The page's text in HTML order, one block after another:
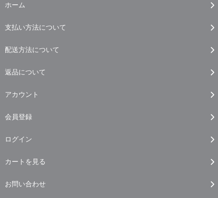
ホーム
支払い方法について
配送方法について
返品について
アカウント
会員登録
ログイン
カートを見る
お問い合わせ